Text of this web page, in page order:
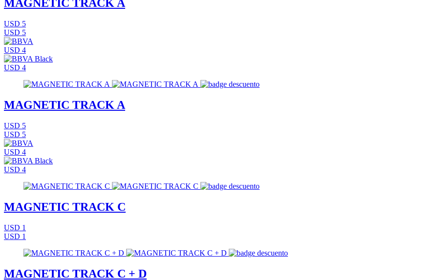
MAGNETIC TRACK A
USD 5
USD 5
USD 4
USD 4
MAGNETIC TRACK A
USD 5
USD 5
USD 4
USD 4
MAGNETIC TRACK C
USD 1
USD 1
MAGNETIC TRACK C + D